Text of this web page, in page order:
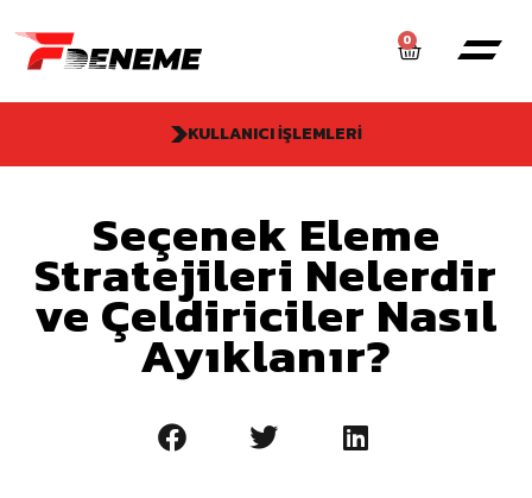
0
KULLANICI İŞLEMLERI
Seçenek Eleme
Stratejileri Nelerdir
ve Çeldiriciler Nasıl
Ayıklanır?